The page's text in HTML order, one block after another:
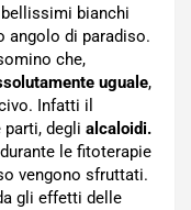
bianchi
angolo di paradiso.
che,
uguale,
Infatti il
degli alcaloidi.
le fitoterapie
vengono sfruttati.
gli effetti delle